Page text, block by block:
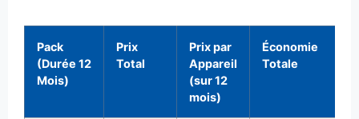
Pack
(Durée 12
Mois)
Prix
Total
Prix par
Appareil
(sur 12
mois)
Économie
Totale